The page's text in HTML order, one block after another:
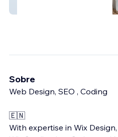
Sobre
Web Design, SEO , Coding
🇪🇳
With expertise in Wix